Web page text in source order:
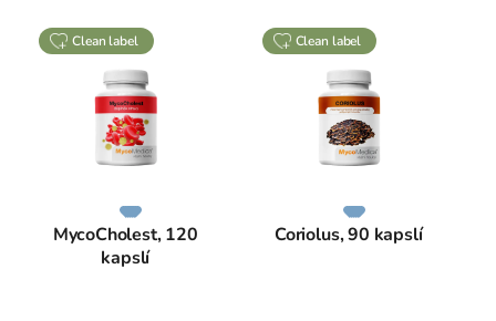
clean label
MycoCholest, 120
kapslí
clean label
Coriolus, 90 kapslí